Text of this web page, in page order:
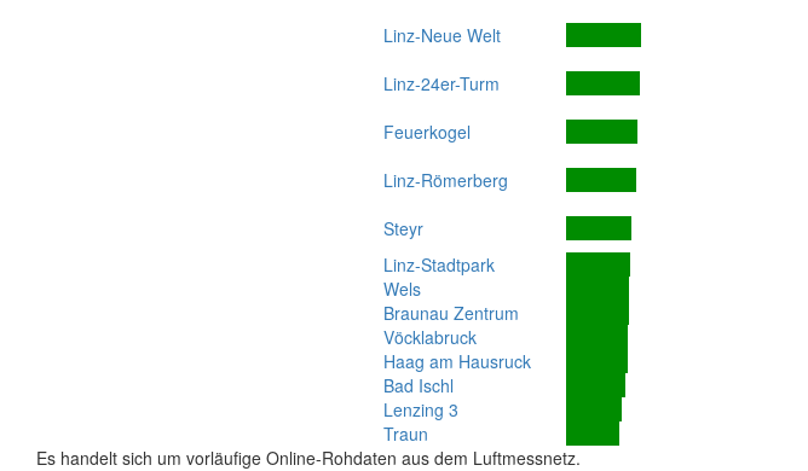
Linz-Neue Welt
Linz-24er-Turm
Feuerkogel
Linz-Römerberg
Steyr
Linz-Stadtpark
Wels
Braunau Zentrum
Vöcklabruck
Haag am Hausruck
Bad Ischl
Lenzing 3
Traun
Es handelt sich um vorläufige Online-Rohdaten aus dem Luftmessnetz.